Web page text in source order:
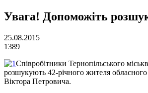
Увага! Допоможіть
25.08.2015
1389
Співробітники Тернопільського
розшукують 42-річного жителя
Віктора Петровича.